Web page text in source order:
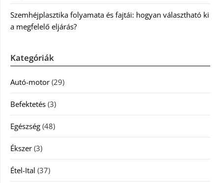
Szemhéjplasztika folyamata és fajtái: hogyan választható ki
a megfelelő eljárás?
Kategóriák
Autó-motor (29)
Befektetés (3)
Egészség (48)
Ékszer (3)
Étel-Ital (37)